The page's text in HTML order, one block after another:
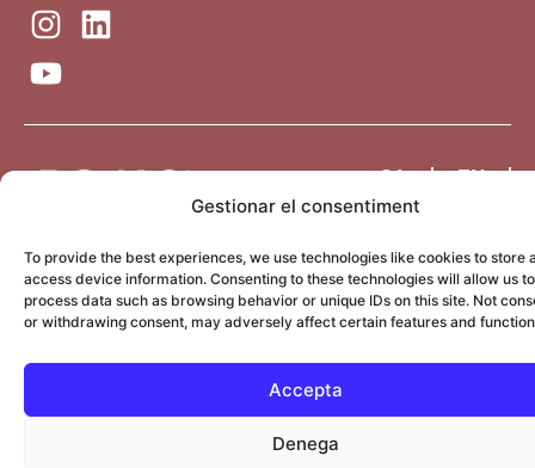
Gestionar el consentiment
To provide the best experiences, we use technologies like cookies to store
access device information. Consenting to these technologies will allow us to
process data such as browsing behavior or unique IDs on this site. Not
or withdrawing consent, may adversely affect certain features and
Accepta
Denega
CA EN